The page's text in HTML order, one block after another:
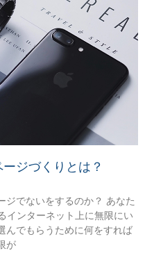
ジづくりとは？
ジでないをするのか？ あなた
インターネット上に無限にい
んでもらうために何をすれば
が